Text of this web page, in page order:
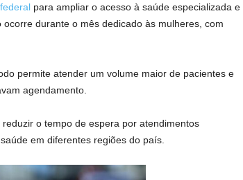
para ampliar o acesso à saúde especializada e
durante o mês dedicado às mulheres, com
permite atender um volume maior de pacientes e
agendamento.
o tempo de espera por atendimentos
em diferentes regiões do país.